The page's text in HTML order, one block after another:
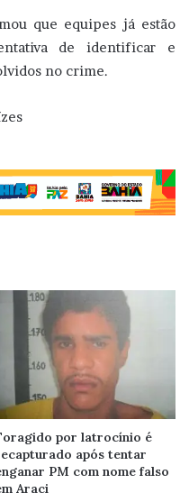
que equipes já estão
de identificar e
no crime.
por latrocínio é
após tentar
PM com nome falso
Araci